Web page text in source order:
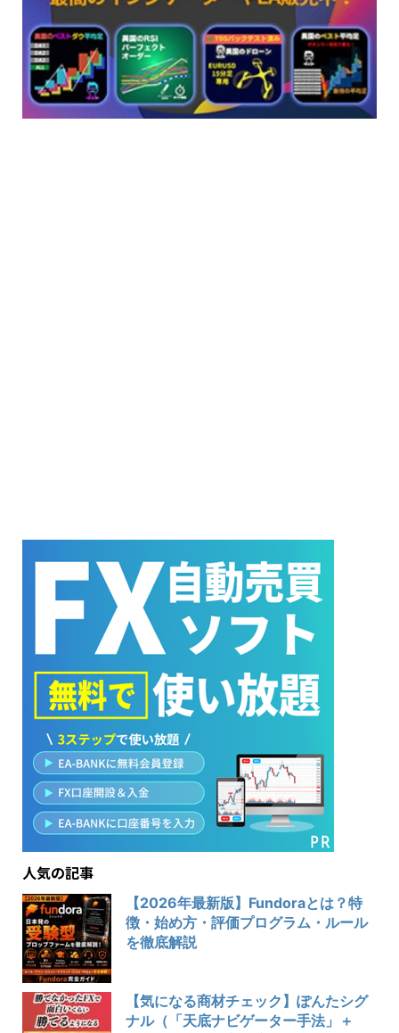
人気の記事
【2026年最新版】Fundoraとは？特
徴・始め方・評価プログラム・ルール
を徹底解説
【気になる商材チェック】ぽんたシグ
ナル（「天底ナビゲーター手法」＋